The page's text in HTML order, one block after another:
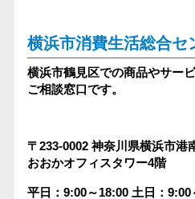
横浜市消費生活総合セ
横浜市鶴見区での商品やサー
ご相談窓口です。
〒233-0002神奈川県横浜市港
おおかオフィスタワー4階
平日：9:00～18:00土日：9:00